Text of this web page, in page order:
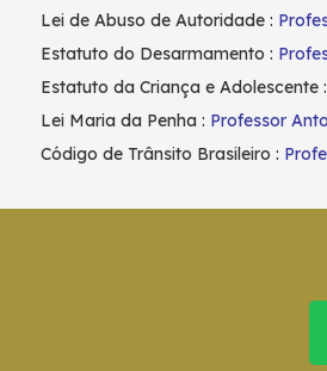
Lei de Abuso de Autoridade :
Estatuto do Desarmamento :
Estatuto da Criança e Adolescente :
Lei Maria da Penha : Professor
Código de Trânsito Brasileiro :